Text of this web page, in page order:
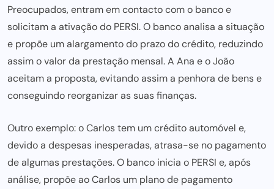
Preocupados, entram em contacto com o banco e
solicitam a ativação do PERSI. O banco analisa a situação
e propõe um alargamento do prazo do crédito, reduzindo
assim o valor da prestação mensal. A Ana e o João
aceitam a proposta, evitando assim a penhora de bense
conseguindo reorganizar as suas finanças.
Outro exemplo: o Carlos tem umcrédito automóvel e,
devido a despesas inesperadas, atrasa-se no pagamento
de algumas prestações. O banco inicia o PERSI e, após
análise, propõe ao Carlos um plano de pagamento